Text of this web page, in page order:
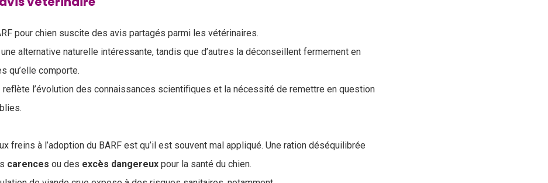
pour chien suscite des avis partagés parmi les vétérinaires.
alternative naturelle intéressante, tandis que d’autres la déconseillent fermement en
qu’elle comporte.
l’évolution des connaissances scientifiques et la nécessité de remettre en question
freins à l’adoption du BARF est qu’il est souvent mal appliqué. Une ration déséquilibrée
carences ou des excès dangereux pour la santé du chien.